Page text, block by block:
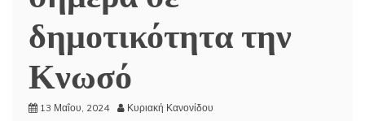
δημοτικότητα την
Κνωσό
13 Μαΐου, 2024 Κυριακή Κανονίδου